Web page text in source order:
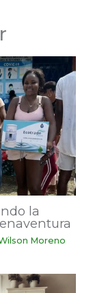
la
Moreno